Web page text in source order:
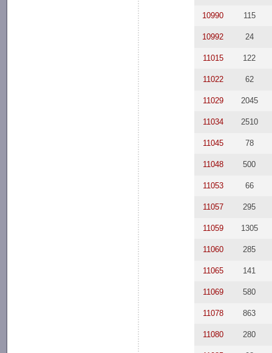
10990 115
10992 24
11015 122
11022 62
11029 2045
11034 2510
11045 78
11048 500
11053 66
11057 295
11059 1305
11060 285
11065 141
11069 580
11078 863
11080 280